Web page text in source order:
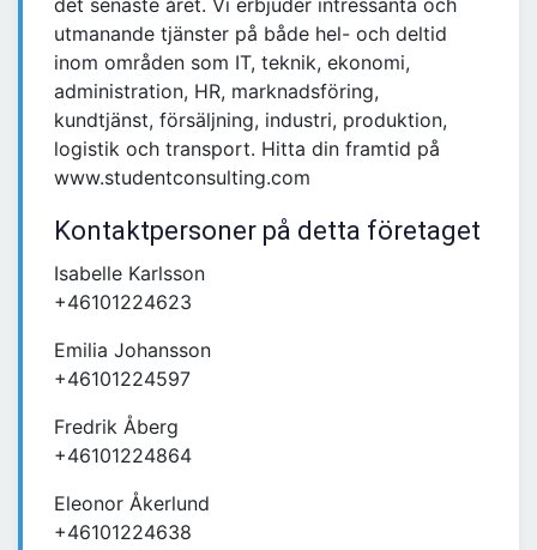
det senaste året. Vi erbjuder intressanta och
utmanande tjänster på både hel- och deltid
inom områden som IT, teknik, ekonomi,
administration, HR, marknadsföring,
kundtjänst, försäljning, industri, produktion,
logistik och transport. Hitta din framtid på
www.studentconsulting.com
Kontaktpersoner på detta företaget
Isabelle Karlsson
+46101224623
Emilia Johansson
+46101224597
Fredrik Åberg
+46101224864
Eleonor Åkerlund
+46101224638